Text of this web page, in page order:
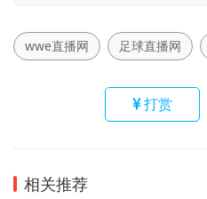
wwe直播网 足球直播网
打赏
相关推荐